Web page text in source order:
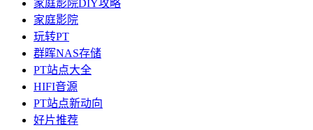
家庭影院DIY攻略
家庭影院
玩转PT
群晖NAS存储
PT站点大全
HIFI音源
PT站点新动向
好片推荐